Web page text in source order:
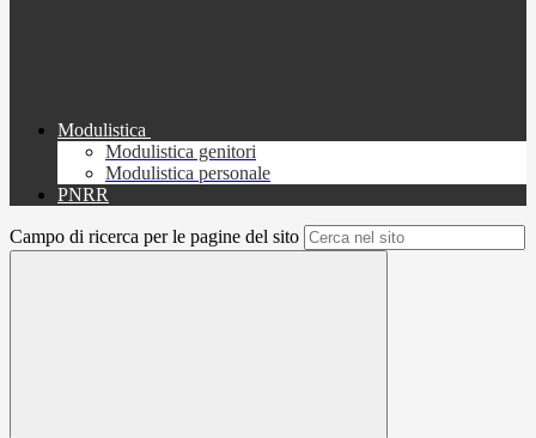
Modulistica
Modulistica genitori
Modulistica personale
PNRR
Campo di ricerca per le pagine del sito